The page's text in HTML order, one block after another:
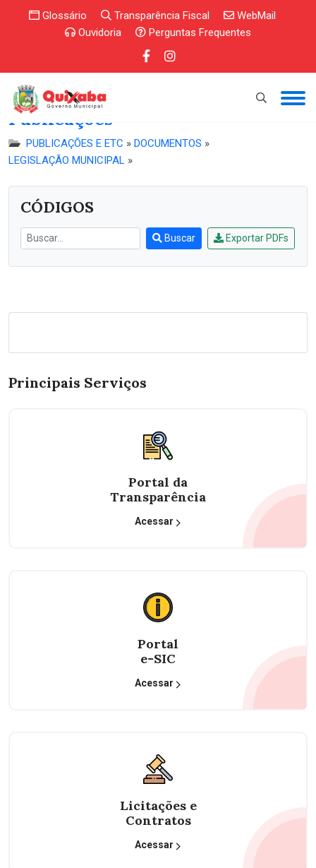
Glossário Transparência Fiscal
WebMail
Ouvidoria
Perguntas Frequentes
Publicações
PUBLICAÇÕES E ETC » DOCUMENTOS »
LEGISLAÇÃO MUNICIPAL »
CÓDIGOS
Buscar Exportar PDFs
Principais Serviços
Portal da
Transparência
Acessar
Portal
e-SIC
Acessar
Licitações e
Contratos
Acessar